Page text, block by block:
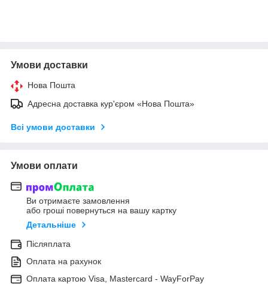
Умови доставки
Нова Пошта
Адресна доставка кур'єром «Нова Пошта»
Всі умови доставки
Умови оплати
Ви отримаєте замовлення
або гроші повернуться на вашу картку
Детальніше
Післяплата
Оплата на рахунок
Оплата картою Visa, Mastercard - WayForPay